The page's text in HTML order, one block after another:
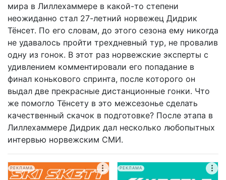
мира в Лиллехаммере в какой-то степени
неожиданно стал 27-летний норвежец Дидрик
Тёнсет. По его словам, до этого сезона ему никогда
не удавалось пройти трехдневный тур, не провалив
одну из гонок. В этот раз норвежские эксперты с
удивлением комментировали его попадание в
финал конькового спринта, после которого он
выдал две прекрасные дистанционные гонки. Что
же помогло Тёнсету в это межсезонье сделать
качественный скачок в подготовке? После этапа в
Лиллехаммере Дидрик дал несколько любопытных
интервью норвежским СМИ.
РЕКЛАМА РЕКЛАМА